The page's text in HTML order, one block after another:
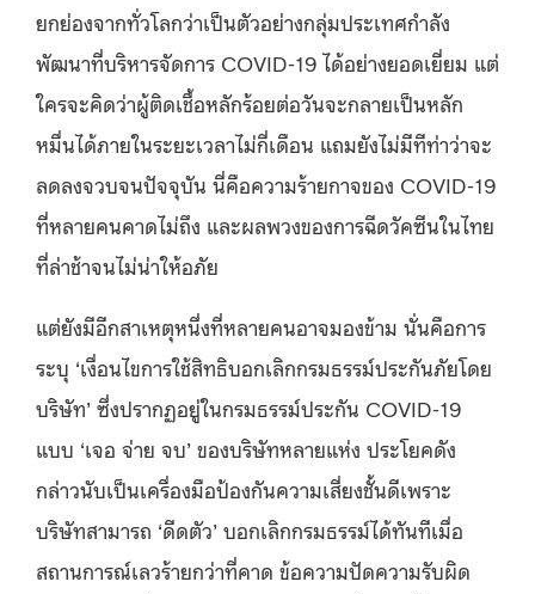
ยกย่องจากทั่วโลกว่าเป็นตัวอย่างกลุ่มประเทศกำลัง
พัฒนาที่บริหารจัดการ COVID-19 ได้อย่างยอดเยี่ยม แต่
ใครจะคิดว่าผู้ติดเชื้อหลักร้อยต่อวันจะกลายเป็นหลัก
หมื่นได้ภายในระยะเวลาไม่กี่เดือน แถมยังไม่มีทีท่าว่าจะ
ลดลงจวบจนปัจจุบัน นี่คือความร้ายกาจของ COVID-19
ที่หลายคนคาดไม่ถึง และผลพวงของการฉีดวัคซีนในไทย
ที่ล่าช้าจนไม่น่าให้อภัย
แต่ยังมีอีกสาเหตุหนึ่งที่หลายคนอาจมองข้าม นั่นคือการ
ระบุ ‘เงื่อนไขการใช้สิทธิบอกเลิกกรมธรรม์ประกันภัยโดย
บริษัท’ ซึ่งปรากฏอยู่ในกรมธรรม์ประกัน COVID-19
แบบ ‘เจอ จ่าย จบ’ ของบริษัทหลายแห่ง ประโยคดัง
กล่าวนับเป็นเครื่องมือป้องกันความเสี่ยงชั้นดีเพราะ
บริษัทสามารถ ‘ดีดตัว’ บอกเลิกกรมธรรม์ได้ทันทีเมื่อ
สถานการณ์เลวร้ายกว่าที่คาด ข้อความปัดความรับผิด